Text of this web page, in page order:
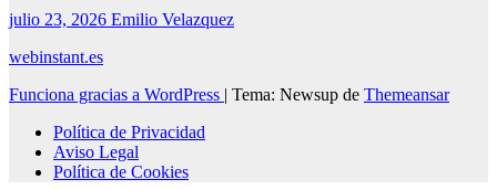
julio 23, 2026 Emilio Velazquez
webinstant.es
Funciona gracias a WordPress | Tema: Newsup de Themeansar
Política de Privacidad
Aviso Legal
Política de Cookies